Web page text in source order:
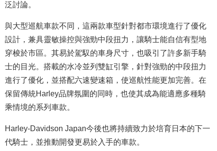
泛討論。
與大型巡航車款不同，這兩款車型針對都市環境進行了優化
設計，兼具靈敏操控與強勁中段扭力，讓騎士能自信有型地
穿梭於市區。其易於駕馭的車身尺寸，也吸引了許多新手騎
士的目光。搭載的水冷並列雙缸引擎，針對強勁的中段扭力
進行了優化，並搭配六速變速箱，使巡航性能更加完善。在
保留傳統Harley品牌氛圍的同時，也使其成為能適應多種騎
乘情境的系列車款。
Harley-Davidson Japan今後也將持續致力於培育日本的下一
代騎士，並推動開發更易於入手的車款。